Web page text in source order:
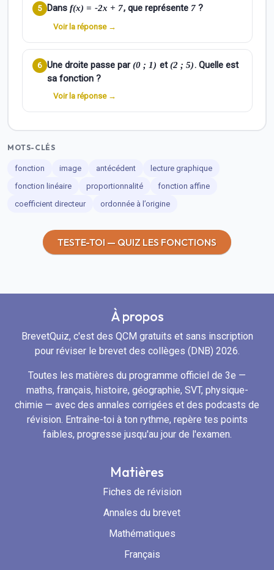
5 Dans f(x) = -2x + 7, que représente 7?
Voir la réponse →
6 Une droite passe par(0 ; 1) et(2 ; 5). Quelle est
sa fonction ?
Voir la réponse →
MOTS-CLÉS
fonction image antécédent
lecture graphique
fonction linéaire
proportionnalité
fonction affine
coefficient directeur
ordonnée à l’origine
TESTE-TOI — QUIZ LES FONCTIONS
À propos
BrevetQuiz, c'est des QCM gratuits et sans inscription
pour réviser le brevet des collèges (DNB) 2026.
Toutes les matières du programme officiel de 3e —
maths, français, histoire, géographie, SVT, physique-
chimie — avec des annales corrigées et des podcasts de
révision. Entraîne-toi à ton rythme, repère tes points
faibles, progresse jusqu'au jour de l'examen.
Matières
Fiches de révision
Annales du brevet
Mathématiques
Français